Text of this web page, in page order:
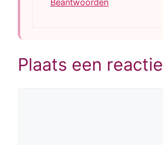
Plaats een reactie